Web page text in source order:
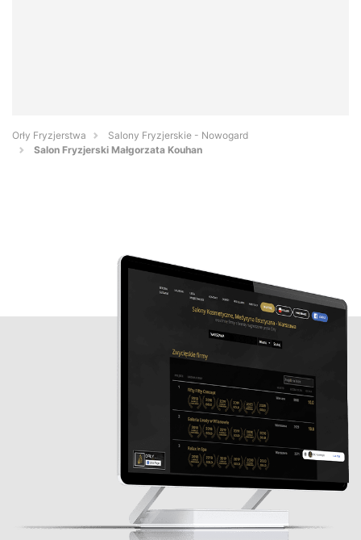
Orły Fryzjerstwa
Salony Fryzjerskie - Nowogard
Salon Fryzjerski Małgorzata Kouhan